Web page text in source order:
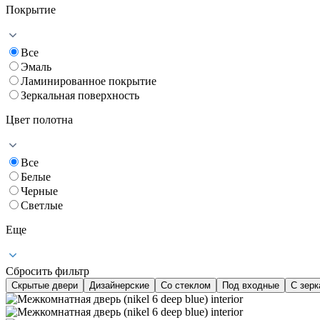
Покрытие
Все
Эмаль
Ламинированное покрытие
Зеркальная поверхность
Цвет полотна
Все
Белые
Черные
Светлые
Еще
Сбросить фильтр
Скрытые двери Дизайнерские Со стеклом Под входные С